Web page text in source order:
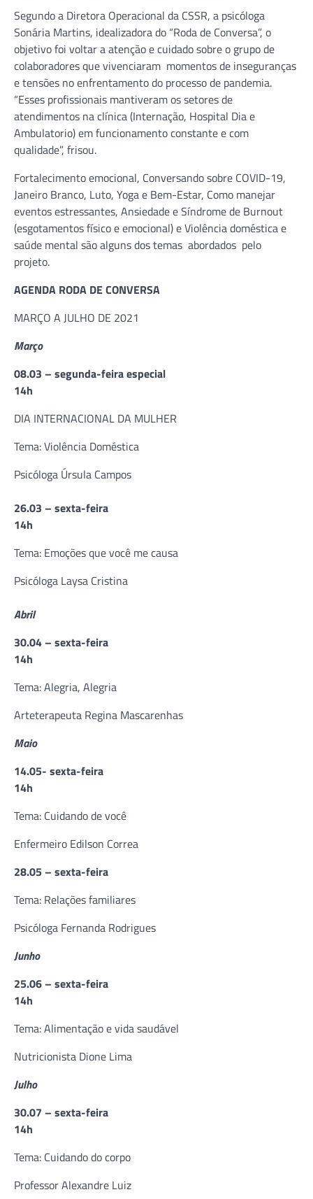
Segundo a Diretora Operacional da CSSR, a psicóloga
Sonária Martins, idealizadora do “Roda de Conversa”, o
objetivo foi voltar a atenção e cuidado sobre o grupo de
colaboradores que vivenciaram momentos de inseguranças
e tensões no enfrentamento do processo de pandemia.
“Esses profissionais mantiveram os setores de
atendimentos na clínica (Internação, Hospital Dia e
Ambulatorio) em funcionamento constante e com
qualidade”, frisou.
Fortalecimento emocional, Conversando sobre COVID-19,
Janeiro Branco, Luto, Yoga e Bem-Estar, Como manejar
eventos estressantes, Ansiedade e Síndrome de Burnout
(esgotamentos físico e emocional) e Violência doméstica e
saúde mental são alguns dos temas abordados pelo
projeto.
AGENDA RODA DE CONVERSA
MARÇO A JULHO DE 2021
Março
08.03 – segunda-feira especial
14h
DIA INTERNACIONAL DA MULHER
Tema: Violência Doméstica
Psicóloga Úrsula Campos
26.03 – sexta-feira
14h
Tema: Emoções que você me causa
Psicóloga Laysa Cristina
Abril
30.04 – sexta-feira
14h
Tema: Alegria, Alegria
Arteterapeuta Regina Mascarenhas
Maio
14.05- sexta-feira
14h
Tema: Cuidando de você
Enfermeiro Edilson Correa
28.05 – sexta-feira
Tema: Relações familiares
Psicóloga Fernanda Rodrigues
Junho
25.06 – sexta-feira
14h
Tema: Alimentação e vida saudável
Nutricionista Dione Lima
Julho
30.07 – sexta-feira
14h
Tema: Cuidando do corpo
Professor Alexandre Luiz